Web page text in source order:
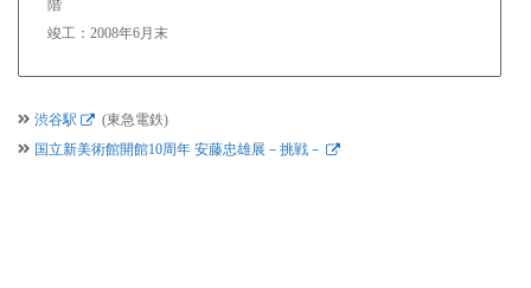
階
竣工：2008年6月末
渋谷駅
(東急電鉄)
国立新美術館開館10周年 安藤忠雄展－挑戦－